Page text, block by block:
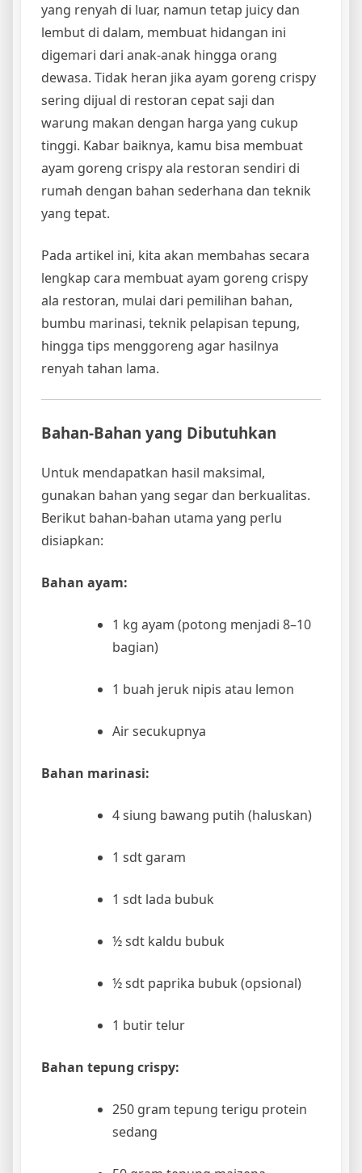
yang renyah di luar, namun tetap juicy dan
lembut di dalam, membuat hidangan ini
digemari dari anak-anak hingga orang
dewasa. Tidak heran jika ayam goreng crispy
sering dijual di restoran cepat saji dan
warung makan dengan harga yang cukup
tinggi. Kabar baiknya, kamu bisa membuat
ayam goreng crispy ala restoran sendiri di
rumah dengan bahan sederhana dan teknik
yang tepat.
Pada artikel ini, kita akan membahas secara
lengkap cara membuat ayam goreng crispy
ala restoran, mulai dari pemilihan bahan,
bumbu marinasi, teknik pelapisan tepung,
hingga tips menggoreng agar hasilnya
renyah tahan lama.
Bahan-Bahan yang Dibutuhkan
Untuk mendapatkan hasil maksimal,
gunakan bahan yang segar dan berkualitas.
Berikut bahan-bahan utama yang perlu
disiapkan:
Bahan ayam:
1 kg ayam (potong menjadi 8–10
bagian)
1 buah jeruk nipis atau lemon
Air secukupnya
Bahan marinasi:
4 siung bawang putih (haluskan)
1 sdt garam
1 sdt lada bubuk
½ sdt kaldu bubuk
½ sdt paprika bubuk (opsional)
1 butir telur
Bahan tepung crispy:
250 gram tepung terigu protein
sedang